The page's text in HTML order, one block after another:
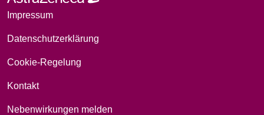
Impressum
Datenschutzerklärung
Cookie-Regelung
Kontakt
Nebenwirkungen melden